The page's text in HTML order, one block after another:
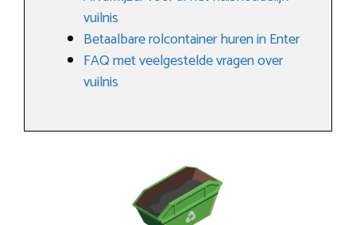
vuilnis
Betaalbare rolcontainer huren in Enter
FAQ met veelgestelde vragen over
vuilnis